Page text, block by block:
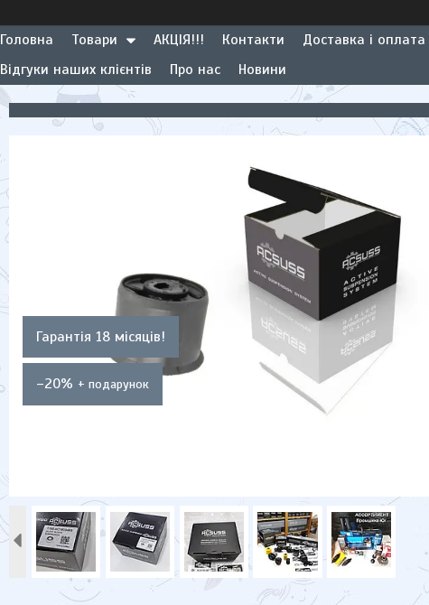
Головна Товари АКЦІЯ!!! Контакти Доставка і оплата
Відгуки наших клієнтів
Про нас Новини
Гарантія 18 місяців!
–20%